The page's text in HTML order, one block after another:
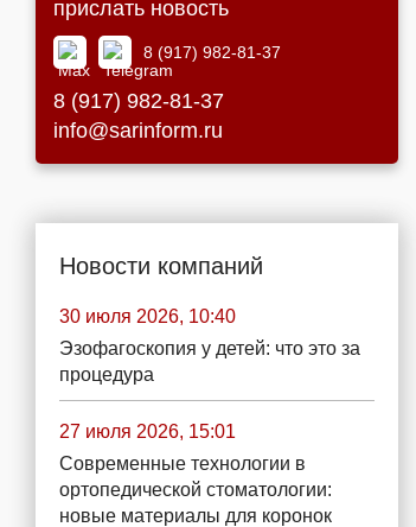
прислать новость
8 (917) 982-81-37
8 (917) 982-81-37
info@sarinform.ru
Новости компаний
30 июля 2026, 10:40
Эзофагоскопия у детей: что это за
процедура
27 июля 2026, 15:01
Современные технологии в
ортопедической стоматологии:
новые материалы для коронок